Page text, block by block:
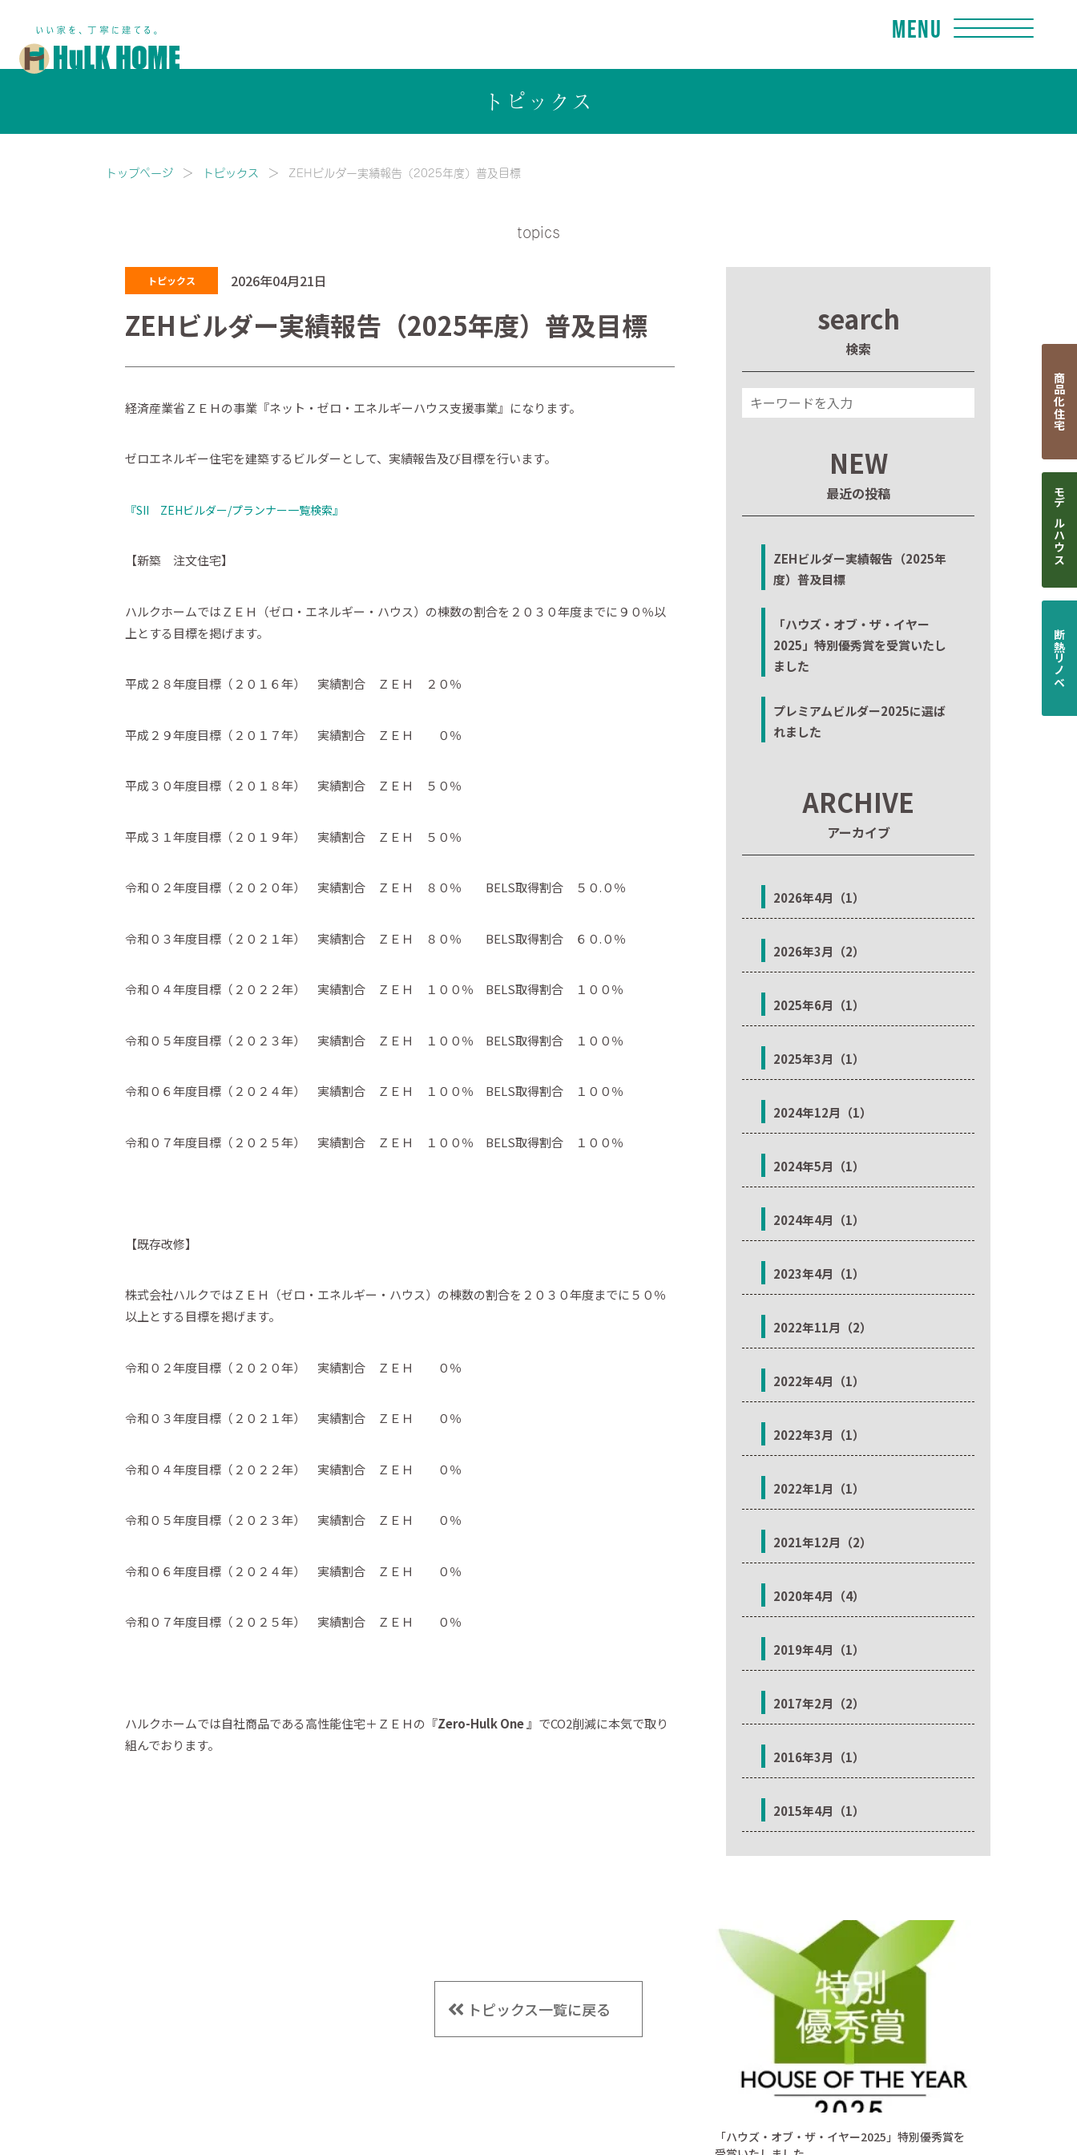
Menu
トピックス
トップページ トピックス ZEHビルダー実績報告（2025年度）普及目標
topics
トピックス 2026年04月21日
ZEHビルダー実績報告（2025年度）普及目標
経済産業省ＺＥＨの事業『ネット・ゼロ・エネルギーハウス支援事業』になります。
ゼロエネルギー住宅を建築するビルダーとして、実績報告及び目標を行います。
『SII ZEHビルダー/プランナー一覧検索』
【新築 注文住宅】
ハルクホームではＺＥＨ（ゼロ・エネルギー・ハウス）の棟数の割合を２０３０年度までに９０％以
上とする目標を掲げます。
平成２８年度目標（２０１６年） 実績割合 ＺＥＨ ２０％
平成２９年度目標（２０１７年） 実績割合 ＺＥＨ ０％
平成３０年度目標（２０１８年） 実績割合 ＺＥＨ ５０％
平成３１年度目標（２０１９年） 実績割合 ＺＥＨ ５０％
令和０２年度目標（２０２０年） 実績割合 ＺＥＨ ８０％ BELS取得割合 ５０.０％
令和０３年度目標（２０２１年） 実績割合 ＺＥＨ ８０％ BELS取得割合 ６０.０％
令和０４年度目標（２０２２年） 実績割合 ＺＥＨ １００％ BELS取得割合 １００％
令和０５年度目標（２０２３年） 実績割合 ＺＥＨ １００％ BELS取得割合 １００％
令和０６年度目標（２０２４年） 実績割合 ＺＥＨ １００％ BELS取得割合 １００％
令和０７年度目標（２０２５年） 実績割合 ＺＥＨ １００％ BELS取得割合 １００％
【既存改修】
株式会社ハルクではＺＥＨ（ゼロ・エネルギー・ハウス）の棟数の割合を２０３０年度までに５０％
以上とする目標を掲げます。
令和０２年度目標（２０２０年） 実績割合 ＺＥＨ ０％
令和０３年度目標（２０２１年） 実績割合 ＺＥＨ ０％
令和０４年度目標（２０２２年） 実績割合 ＺＥＨ ０％
令和０５年度目標（２０２３年） 実績割合 ＺＥＨ ０％
令和０６年度目標（２０２４年） 実績割合 ＺＥＨ ０％
令和０７年度目標（２０２５年） 実績割合 ＺＥＨ ０％
ハルクホームでは自社商品である高性能住宅＋ＺＥＨの『Zero-Hulk One 』 でCO2削減に本気で取り
組んでおります。
search
検索
NEW
最近の投稿
ZEHビルダー実績報告（2025年
度）普及目標
「ハウズ・オブ・ザ・イヤー
2025」特別優秀賞を受賞いたし
ました
プレミアムビルダー2025に選ば
れました
ARCHIVE
アーカイブ
2026年4月（1）
2026年3月（2）
2025年6月（1）
2025年3月（1）
2024年12月（1）
2024年5月（1）
2024年4月（1）
2023年4月（1）
2022年11月（2）
2022年4月（1）
2022年3月（1）
2022年1月（1）
2021年12月（2）
2020年4月（4）
2019年4月（1）
2017年2月（2）
2016年3月（1）
2015年4月（1）
トピックス一覧に戻る
「ハウズ・オブ・ザ・イヤー2025」特別優秀賞を
商品化住宅
モデルハウス
断熱リノベ